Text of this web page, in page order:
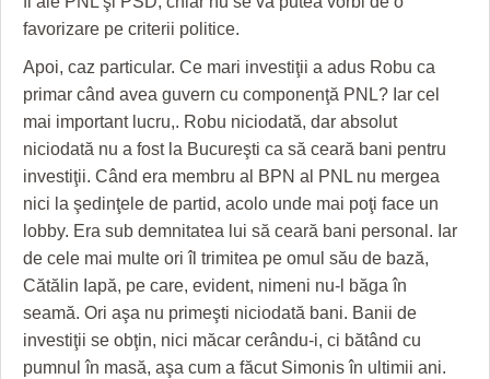
favorizare pe criterii politice.
Apoi, caz particular. Ce mari investiţii a adus Robu ca
primar când avea guvern cu componenţă PNL? Iar cel
mai important lucru,. Robu niciodată, dar absolut
niciodată nu a fost la Bucureşti ca să ceară bani pentru
investiţii. Când era membru al BPN al PNL nu mergea
nici la şedinţele de partid, acolo unde mai poţi face un
lobby. Era sub demnitatea lui să ceară bani personal. Iar
de cele mai multe ori îl trimitea pe omul său de bază,
Cătălin Iapă, pe care, evident, nimeni nu-l băga în
seamă. Ori aşa nu primeşti niciodată bani. Banii de
investiţii se obţin, nici măcar cerându-i, ci bătând cu
pumnul în masă, aşa cum a făcut Simonis în ultimii ani.